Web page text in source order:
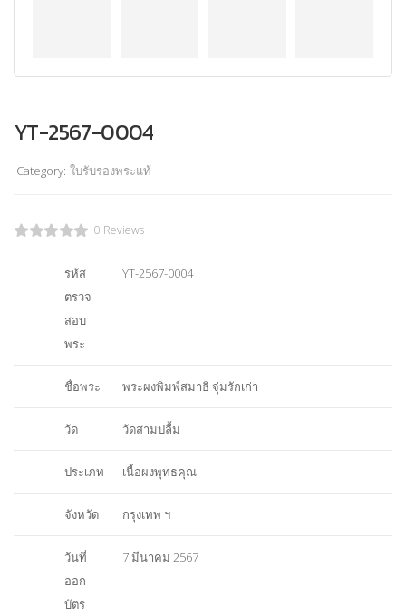
YT-2567-0004
Category: ใบรับรองพระแท้
0 Reviews
รหัส
ตรวจ
สอบ
พระ
YT-2567-0004
ชื่อพระ พระผงพิมพ์สมาธิ จุ่มรักเก่า
วัด วัดสามปลื้ม
ประเภท เนื้อผงพุทธคุณ
จังหวัด กรุงเทพ ฯ
วันที่
ออก
บัตร
7 มีนาคม 2567